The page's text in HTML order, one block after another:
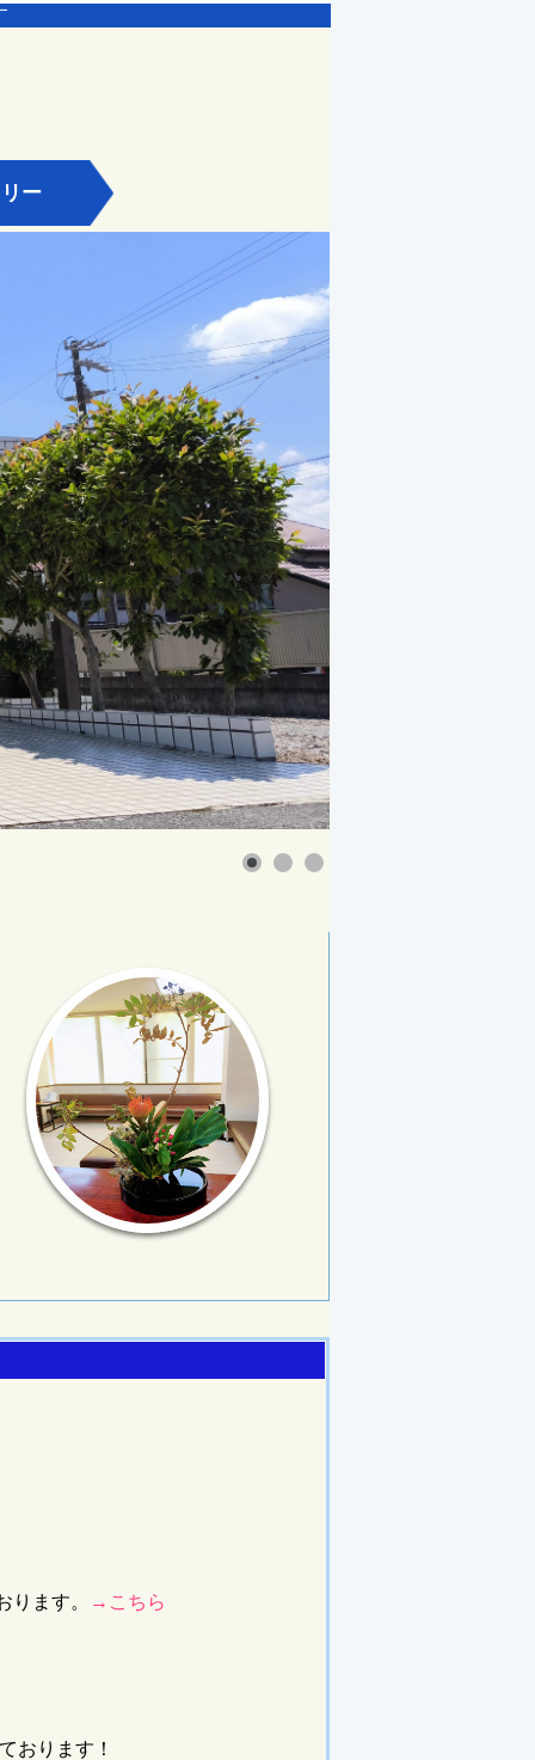
ー
ります。 →こちら
おります！